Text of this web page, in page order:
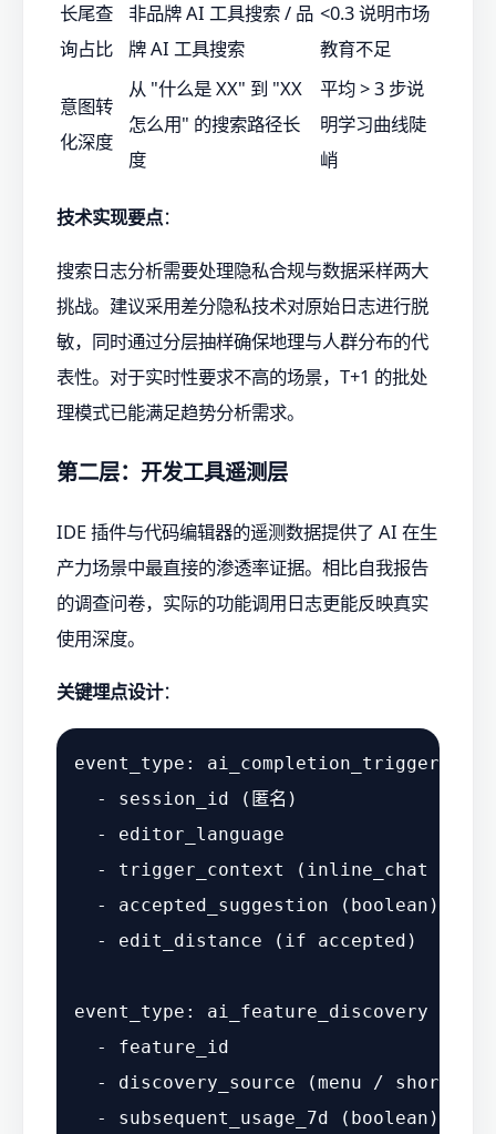
长尾查
询占比
非品牌 AI 工具搜索 / 品
牌 AI 工具搜索
<0.3 说明市场
教育不足
意图转
化深度
从 "什么是 XX" 到 "XX
怎么用" 的搜索路径长
度
平均 > 3 步说
明学习曲线陡
峭
技术实现要点：
搜索日志分析需要处理隐私合规与数据采样两大
挑战。建议采用差分隐私技术对原始日志进行脱
敏，同时通过分层抽样确保地理与人群分布的代
表性。对于实时性要求不高的场景，T+1 的批处
理模式已能满足趋势分析需求。
第二层：开发工具遥测层
IDE 插件与代码编辑器的遥测数据提供了 AI 在生
产力场景中最直接的渗透率证据。相比自我报告
的调查问卷，实际的功能调用日志更能反映真实
使用深度。
关键埋点设计：
event_type: ai_completion_triggered
  - session_id (匿名)
  - editor_language
- trigger_context (inline_chat /
  - accepted_suggestion (boolean)
  - edit_distance (if accepted)
event_type: ai_feature_discovery
  - feature_id
- discovery_source (menu / shortcut